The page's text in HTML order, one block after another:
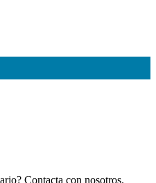
Contacta con nosotros.